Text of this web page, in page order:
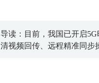
导读：目前，我国已开启
清视频回传、远程精准同步